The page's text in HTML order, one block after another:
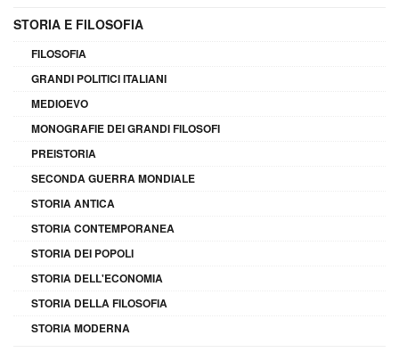
STORIA E FILOSOFIA
FILOSOFIA
GRANDI POLITICI ITALIANI
MEDIOEVO
MONOGRAFIE DEI GRANDI FILOSOFI
PREISTORIA
SECONDA GUERRA MONDIALE
STORIA ANTICA
STORIA CONTEMPORANEA
STORIA DEI POPOLI
STORIA DELL'ECONOMIA
STORIA DELLA FILOSOFIA
STORIA MODERNA